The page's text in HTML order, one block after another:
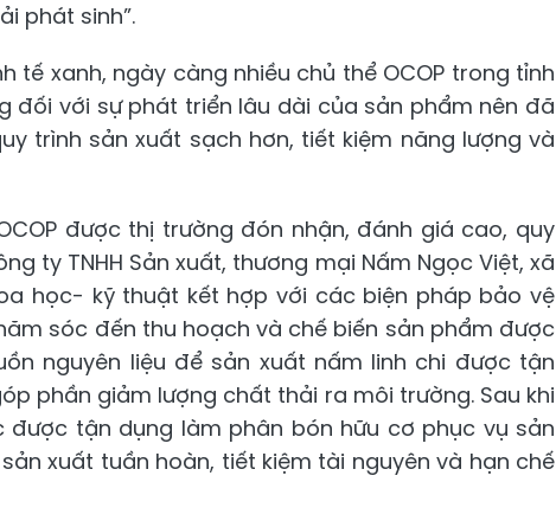
phát sinh”.
tế xanh, ngày càng nhiều chủ thể OCOP trong tỉnh
đối với sự phát triển lâu dài của sản phẩm nên đã
trình sản xuất sạch hơn, tiết kiệm năng lượng và
được thị trường đón nhận, đánh giá cao, quy
ty TNHH Sản xuất, thương mại Nấm Ngọc Việt, xã
học- kỹ thuật kết hợp với các biện pháp bảo vệ
sóc đến thu hoạch và chế biến sản phẩm được
nguyên liệu để sản xuất nấm linh chi được tận
phần giảm lượng chất thải ra môi trường. Sau khi
tận dụng làm phân bón hữu cơ phục vụ sản
xuất tuần hoàn, tiết kiệm tài nguyên và hạn chế